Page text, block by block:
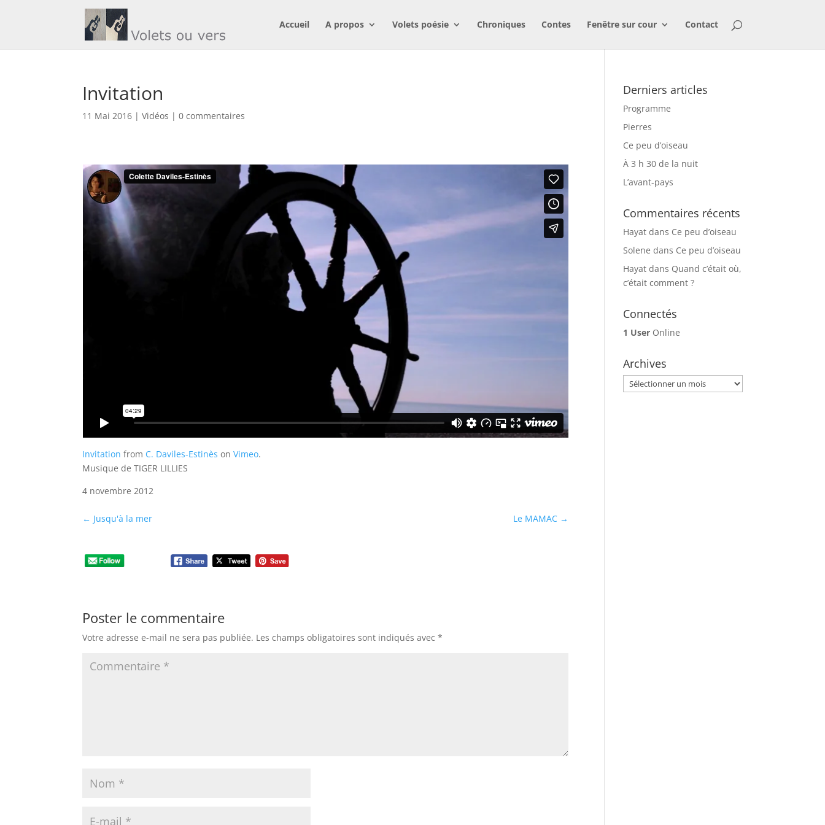
Accueil A propos Volets poésie Chroniques Contes Fenêtre sur cour Contact
Invitation
11 Mai 2016 |Vidéos |0 commentaires
Invitation from C. Daviles-Estinès onVimeo.
Musique de TIGER LILLIES
4 novembre 2012
← Jusqu'à la mer Le MAMAC →
Poster le commentaire
Votre adresse e-mail ne sera pas publiée. Les champs obligatoires sont indiqués avec*
Derniers articles
Programme
Pierres
Ce peu d’oiseau
À 3 h 30 de la nuit
L’avant-pays
Commentaires récents
Hayat dans Ce peu d’oiseau
Solene dans Ce peu d’oiseau
Hayat dans Quand c’était où,
c’était comment ?
Connectés
1 User Online
Archives
Archives